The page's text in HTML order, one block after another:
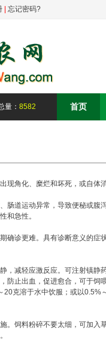
| 忘记密码?
量： 8582 首页
现角化、糜烂和坏死，或自体
肠道运动异常，导致便秘或
和急性。
确诊更难。具有诊断意义的
，减轻应激反应。可注射镇
防止出血，促进愈合，可于
20克溶于水中饮服；或以
。饲料粉碎不要太细，可加